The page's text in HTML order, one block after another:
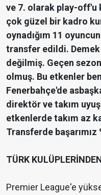
ve 7. olarak play-off'u
çok güzel bir kadro
oynadığım 11
transfer edildi. Demek
değilmiş. Geçen
olmuş. Bu etkenler
Fenerbahçe'de
direktör ve takım
etkenlerde takım az
Transferde başarımız
TÜRK
Premier League'e